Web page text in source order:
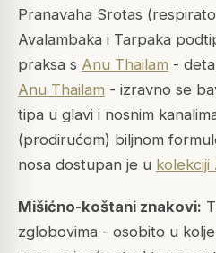
Pranavaha Srotas
Avalambaka i Tarpaka
praksa s Anu Thailam -
Anu Thailam - izravno se
tipa u glavi i nosnim
(prodirućom) biljnom
nosa dostupan je u kolekciji
Mišićno-koštani znakovi:
zglobovima - osobito u